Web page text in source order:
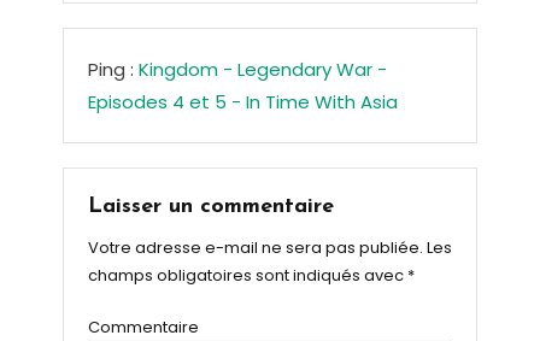
Ping : Kingdom - Legendary War -
Episodes 4 et 5 - In Time With Asia
Laisser un commentaire
Votre adresse e-mail ne sera pas publiée. Les
champs obligatoires sont indiqués avec *
Commentaire